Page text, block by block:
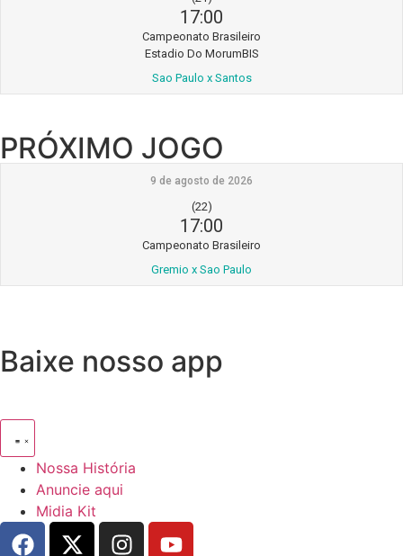
17:00
Campeonato Brasileiro
Estadio Do MorumBIS
Sao Paulo x Santos
PRÓXIMO JOGO
9 de agosto de 2026
(22)
17:00
Campeonato Brasileiro
Gremio x Sao Paulo
Baixe nosso app
Nossa História
Anuncie aqui
Midia Kit